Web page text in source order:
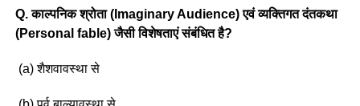
Q. काल्पनिक श्रोता (Imaginary Audience) एवं व्यक्तिगत दंतकथा
(Personal fable) जैसी विशेषताएं संबंधित है?
(a) शैशवावस्था से